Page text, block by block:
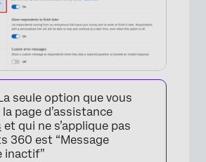
seule option que vous
page d’assistance
et qui ne s’applique pas
360 est “Message
inactif”